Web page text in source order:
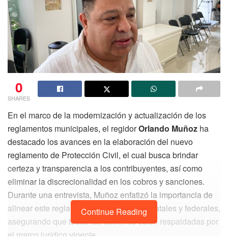
0
SHARES
En el marco de la modernización y actualización de los
reglamentos municipales, el regidorOrlando Muñoz ha
destacado los avances en la elaboración del nuevo
reglamento de Protección Civil, el cual busca brindar
certeza y transparencia a los contribuyentes, así como
eliminar la discrecionalidad en los cobros y sanciones.
Durante una entrevista, Muñoz enfatizó la importancia de
alinear este reglamento con las leyes estatales y federales,
asegurando que todas las acciones estén respaldadas por
el marco jurídico vigente.
Continue Reading